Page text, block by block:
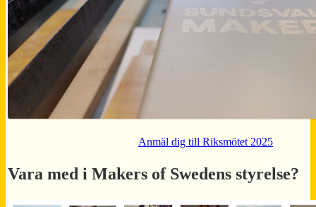
Anmäl dig till Riksmötet 2025
Vara med i Makers of Swedens styrelse?